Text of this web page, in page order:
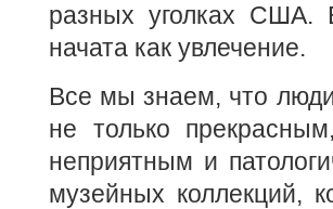
разных уголках США.
начата как увлечение.
Все мы знаем, что
не только
неприятным и
музейных коллекций,